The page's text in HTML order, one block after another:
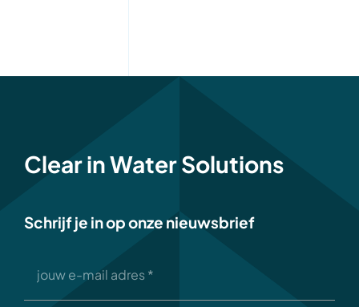
Clear in Water Solutions
Schrijf je in op onze nieuwsbrief